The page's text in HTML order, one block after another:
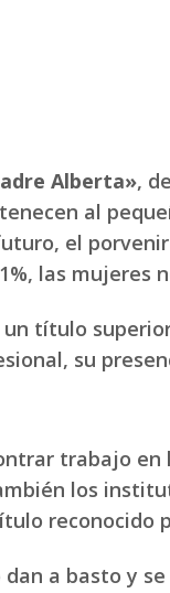
Alberta»,
al
el
las mujeres
título
su
trabajo en
los
reconocido
a basto y